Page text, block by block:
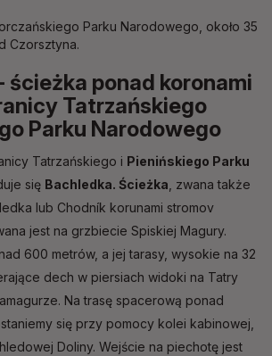
Parku Narodowego, około 35
Czorsztyna.
ścieżka ponad koronami
Tatrzańskiego
Parku Narodowego
Tatrzańskiego i Pienińskiego Parku
się Bachledka. Ścieżka , zwana także
lub Chodník korunami stromov
jest na grzbiecie Spiskiej Magury.
600 metrów, a jej tarasy, wysokie na 32
dech w piersiach widoki na Tatry
Na trasę spacerową ponad
się przy pomocy kolei kabinowej,
Doliny. Wejście na piechotę jest